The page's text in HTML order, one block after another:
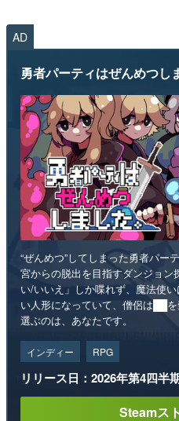
AD
勇者パーティはぜんめつし
“ぜんめつ”してしまった勇者パー
宮からの脱出を目指すダンジョ
い/いいえ」しか喋れず、魔法使
い人形になっていて、僧侶は██
選ぶのは、あなたです。
インディー RPG
リリース日：2026年第4四半
Steamス